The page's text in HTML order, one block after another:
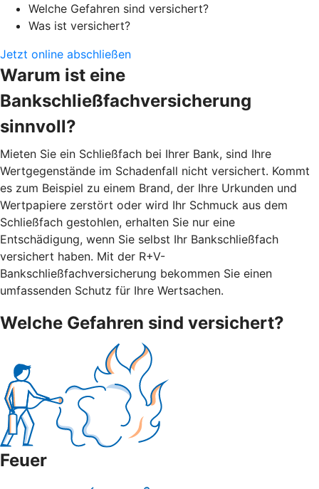
Welche Gefahren sind versichert?
Was ist versichert?
Jetzt online abschließen
Warum ist eine
Bankschließfachversicherung
sinnvoll?
Mieten Sie ein Schließfach bei Ihrer Bank, sind Ihre
Wertgegenstände im Schadenfall nicht versichert. Kommt
es zum Beispiel zu einem Brand, der Ihre Urkunden und
Wertpapiere zerstört oder wird Ihr Schmuck aus dem
Schließfach gestohlen, erhalten Sie nur eine
Entschädigung, wenn Sie selbst Ihr Bankschließfach
versichert haben. Mit der R+V-
Bankschließfachversicherung bekommen Sie einen
umfassenden Schutz für Ihre Wertsachen.
Welche Gefahren sind versichert?
Feuer